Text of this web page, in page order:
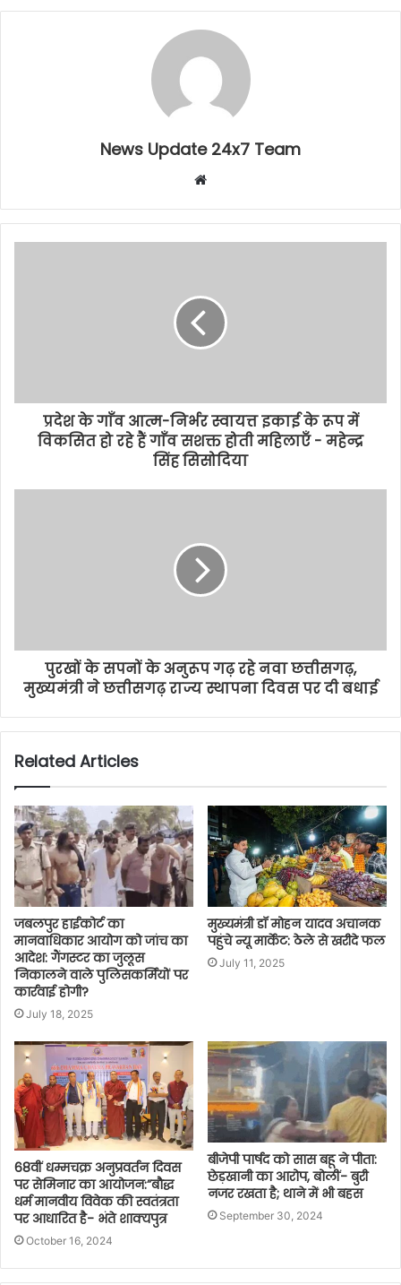
News Update 24x7 Team
Website
प्रदेश के गाँव आत्म-निर्भर स्वायत्त इकाई के रूप में
विकसित हो रहे हैं गाँव सशक्त होती महिलाएँ - महेन्द्र
सिंह सिसोदिया
पुरखों के सपनों के अनुरूप गढ़ रहे नवा छत्तीसगढ़,
मुख्यमंत्री ने छत्तीसगढ़ राज्य स्थापना दिवस पर दी बधाई
Related Articles
जबलपुर हाईकोर्ट का
मानवाधिकार आयोग को जांच का
आदेश: गैंगस्टर का जुलूस
निकालने वाले पुलिसकर्मियों पर
कार्रवाई होगी?
July 18, 2025
मुख्यमंत्री डॉ मोहन यादव अचानक
पहुंचे न्यू मार्केट: ठेले से खरीदे फल
July 11, 2025
68वीं धम्मचक्र अनुप्रवर्तन दिवस
पर सेमिनार का आयोजन:”बौद्ध
धर्म मानवीय विवेक की स्वतंत्रता
पर आधारित है- भंते शाक्यपुत्र
October 16, 2024
बीजेपी पार्षद को सास बहू ने पीता:
छेड़खानी का आरोप, बोलीं- बुरी
नजर रखता है; थाने में भी बहस
September 30, 2024